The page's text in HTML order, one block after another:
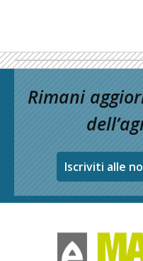
Rimani
Iscriviti alle